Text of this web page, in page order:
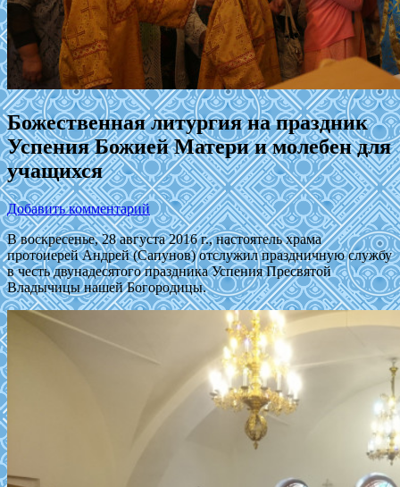
Божественная литургия на праздник
Успения Божией Матери и молебен для
учащихся
Добавить комментарий
В воскресенье, 28 августа 2016 г., настоятель храма
протоиерей Андрей (Сапунов) отслужил праздничную службу
в честь двунадесятого праздника Успения Пресвятой
Владычицы нашей Богородицы.